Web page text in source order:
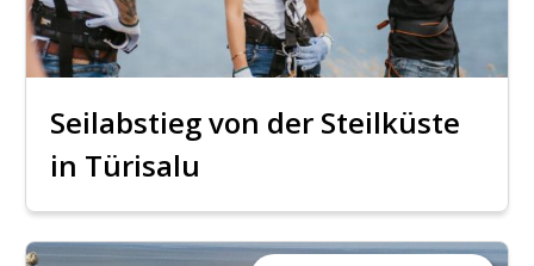
Seilabstieg von der Steilküste
in Türisalu